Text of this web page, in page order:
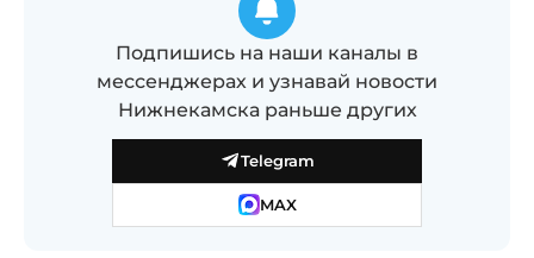
Подпишись на наши каналы в
мессенджерах и узнавай новости
Нижнекамска раньше других
Telegram
MAX